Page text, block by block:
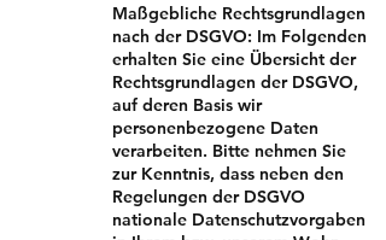
Maßgebliche Rechtsgrundlagen
nach der DSGVO: Im Folgenden
erhalten Sie eine Übersicht der
Rechtsgrundlagen der DSGVO,
auf deren Basis wir
personenbezogene Daten
verarbeiten. Bitte nehmen Sie
zur Kenntnis, dass neben den
Regelungen der DSGVO
nationale Datenschutzvorgaben